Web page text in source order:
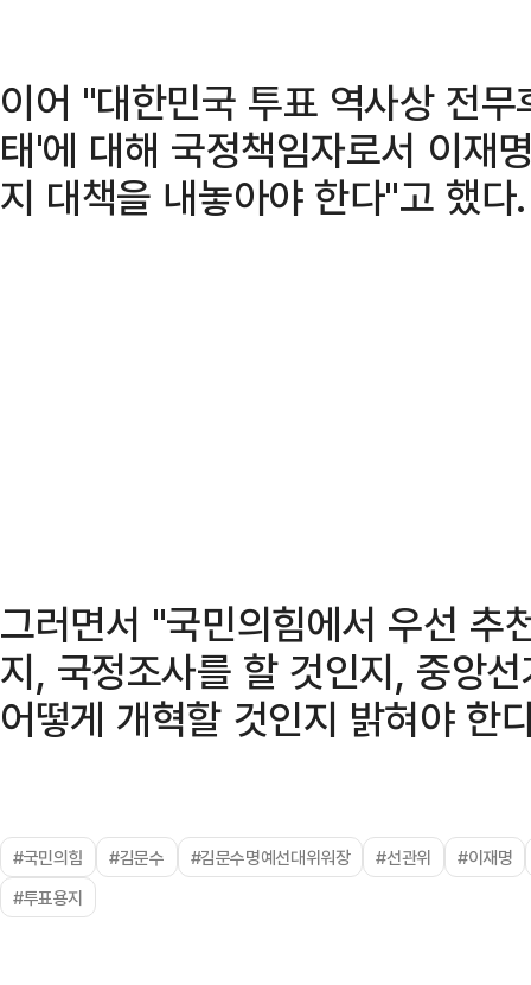
이어 "대한민국 투표 역사상 전
태'에 대해 국정책임자로서 이재
지 대책을 내놓아야 한다"고 했다.
그러면서 "국민의힘에서 우선 추
지, 국정조사를 할 것인지, 중앙
어떻게 개혁할 것인지 밝혀야 한
#국민의힘 #김문수 #김문수명예선대위워장 #선관위
#이재명
#투표용지